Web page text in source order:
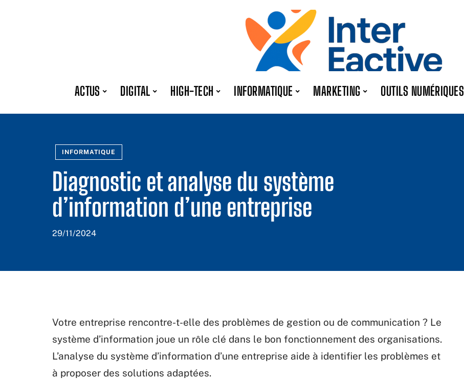
ACTUS DIGITAL HIGH-TECH INFORMATIQUE MARKETING OUTILS NUMÉRIQUES
INFORMATIQUE
Diagnostic et analyse du système
d’information d’une entreprise
29/11/2024
Votre entreprise rencontre-t-elle des problèmes de gestion ou de communication ? Le
système d’information joue un rôle clé dans le bon fonctionnement des organisations.
L’analyse du système d’information d’une entreprise aide à identifier les problèmes et
à proposer des solutions adaptées.